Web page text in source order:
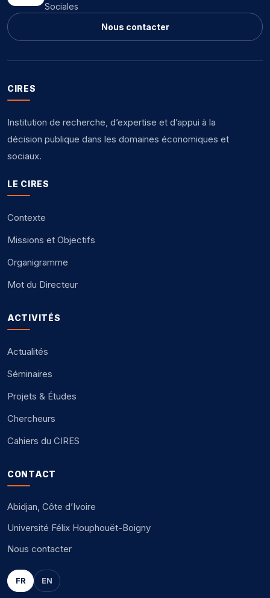
Sociales
Nous contacter
CIRES
Institution de recherche, d’expertise et d’appui à la
décision publique dans les domaines économiques et
sociaux.
LE CIRES
Contexte
Missions et Objectifs
Organigramme
Mot du Directeur
ACTIVITÉS
Actualités
Séminaires
Projets & Études
Chercheurs
Cahiers du CIRES
CONTACT
Abidjan, Côte d’Ivoire
Université Félix Houphouët-Boigny
Nous contacter
FR EN